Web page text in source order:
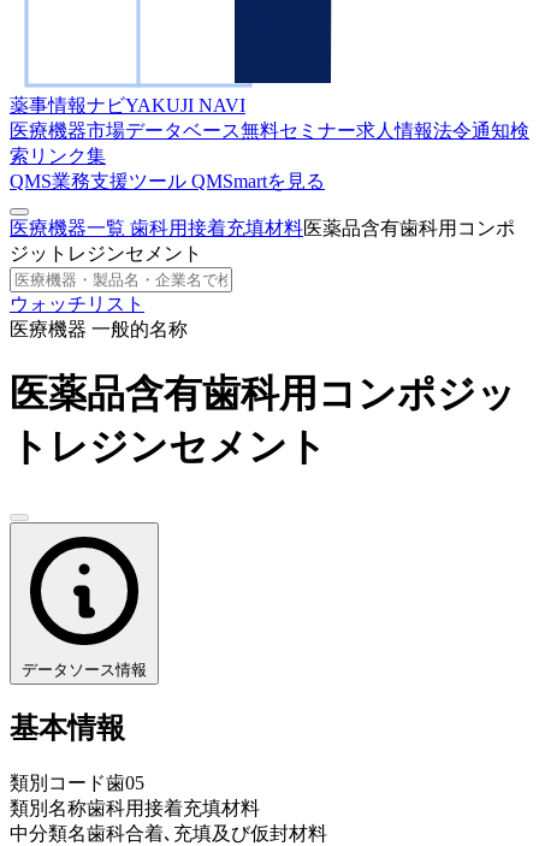
薬事情報ナビYAKUJI NAVI
医療機器市場データベース無料セミナー求人情報法令通知検
索 リンク集
QMS業務支援ツール QMSmartを見る
医療機器一覧 歯科用接着充填材料医薬品含有歯科用コンポ
ジットレジンセメント
ウォッチリスト
医療機器 一般的名称
医薬品含有歯科用コンポジッ
トレジンセメント
データソース情報
基本情報
類別コード歯05
類別名称歯科用接着充填材料
中分類名歯科合着､充填及び仮封材料